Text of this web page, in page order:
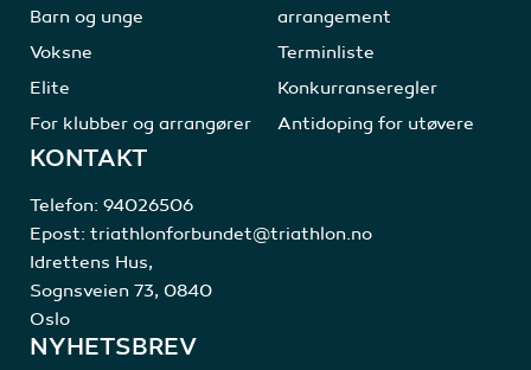
Barn og unge
Voksne
Elite
For klubber og arrangører
arrangement
Terminliste
Konkurranseregler
Antidoping for utøvere
KONTAKT
Telefon: 94026506
Epost: triathlonforbundet@triathlon.no
Idrettens Hus,
Sognsveien 73, 0840
Oslo
NYHETSBREV